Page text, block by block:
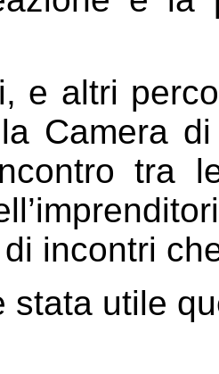
e altri
Camera
tra
di incontri
stata utile